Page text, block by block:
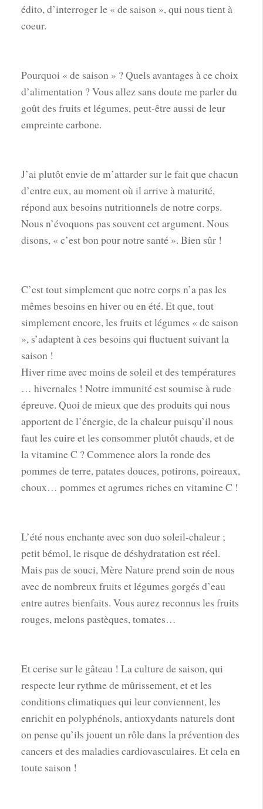
édito, d’interroger le « de saison », qui nous tient à
coeur.
Pourquoi « de saison » ? Quels avantages à ce choix
d’alimentation ? Vous allez sans doute me parler du
goût des fruits et légumes, peut-être aussi de leur
empreinte carbone.
J’ai plutôt envie de m’attarder sur le fait que chacun
d’entre eux, au moment où il arrive à maturité,
répond aux besoins nutritionnels de notre corps.
Nous n’évoquons pas souvent cet argument. Nous
disons, « c’est bon pour notre santé ». Bien sûr !
C’est tout simplement que notre corps n’a pas les
mêmes besoins en hiver ou en été. Et que, tout
simplement encore, les fruits et légumes « de saison
», s’adaptent à ces besoins qui fluctuent suivant la
saison !
Hiver rime avec moins de soleil et des températures
… hivernales ! Notre immunité est soumise à rude
épreuve. Quoi de mieux que des produits qui nous
apportent de l’énergie, de la chaleur puisqu’il nous
faut les cuire et les consommer plutôt chauds, et de
la vitamine C ? Commence alors la ronde des
pommes de terre, patates douces, potirons, poireaux,
choux… pommes et agrumes riches en vitamine C !
L’été nous enchante avec son duo soleil-chaleur ;
petit bémol, le risque de déshydratation est réel.
Mais pas de souci, Mère Nature prend soin de nous
avec de nombreux fruits et légumes gorgés d’eau
entre autres bienfaits. Vous aurez reconnus les fruits
rouges, melons pastèques, tomates…
Et cerise sur le gâteau ! La culture de saison, qui
respecte leur rythme de mûrissement, et et les
conditions climatiques qui leur conviennent, les
enrichit en polyphénols, antioxydants naturels dont
on pense qu’ils jouent un rôle dans la prévention des
cancers et des maladies cardiovasculaires. Et cela en
toute saison !